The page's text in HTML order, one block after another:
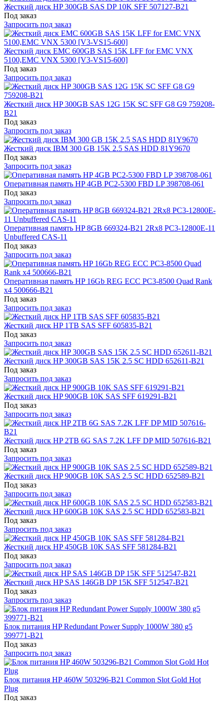
Жесткий диск HP 300GB SAS DP 10K SFF 507127-B21
Под заказ
Запросить под заказ
Жесткий диск EMC 600GB SAS 15K LFF for EMC VNX
5100,EMC VNX 5300 [V3-VS15-600]
Под заказ
Запросить под заказ
Жесткий диск HP 300GB SAS 12G 15K SC SFF G8 G9 759208-
B21
Под заказ
Запросить под заказ
Жесткий диск IBM 300 GB 15K 2.5 SAS HDD 81Y9670
Под заказ
Запросить под заказ
Оперативная память HP 4GB PC2-5300 FBD LP 398708-061
Под заказ
Запросить под заказ
Оперативная память HP 8GB 669324-B21 2Rx8 PC3-12800E-11
Unbuffered CAS-11
Под заказ
Запросить под заказ
Оперативная память HP 16Gb REG ECC PC3-8500 Quad Rank
x4 500666-B21
Под заказ
Запросить под заказ
Жесткий диск HP 1TB SAS SFF 605835-B21
Под заказ
Запросить под заказ
Жесткий диск HP 300GB SAS 15K 2.5 SC HDD 652611-B21
Под заказ
Запросить под заказ
Жесткий диск HP 900GB 10K SAS SFF 619291-B21
Под заказ
Запросить под заказ
Жесткий диск HP 2TB 6G SAS 7.2K LFF DP MID 507616-B21
Под заказ
Запросить под заказ
Жесткий диск HP 900GB 10K SAS 2.5 SC HDD 652589-B21
Под заказ
Запросить под заказ
Жесткий диск HP 600GB 10K SAS 2.5 SC HDD 652583-B21
Под заказ
Запросить под заказ
Жесткий диск HP 450GB 10K SAS SFF 581284-B21
Под заказ
Запросить под заказ
Жесткий диск HP SAS 146GB DP 15K SFF 512547-B21
Под заказ
Запросить под заказ
Блок питания HP Redundant Power Supply 1000W 380 g5
399771-B21
Под заказ
Запросить под заказ
Блок питания HP 460W 503296-B21 Common Slot Gold Hot
Plug
Под заказ